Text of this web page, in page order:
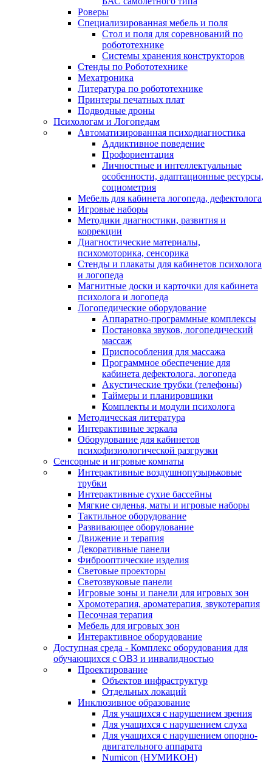
Роверы
Специализированная мебель и поля
Стол и поля для соревнований по
робототехнике
Системы хранения конструкторов
Стенды по Робототехнике
Мехатроника
Литература по робототехнике
Принтеры печатных плат
Подводные дроны
Психологам и Логопедам
Автоматизированная психодиагностика
Аддиктивное поведение
Профориентация
Личностные и интеллектуальные
особенности, адаптационные ресурсы,
социометрия
Мебель для кабинета логопеда, дефектолога
Игровые наборы
Методики диагностики, развития и
коррекции
Диагностические материалы,
психомоторика, сенсорика
Стенды и плакаты для кабинетов психолога
и логопеда
Магнитные доски и карточки для кабинета
психолога и логопеда
Логопедические оборудование
Аппаратно-программные комплексы
Постановка звуков, логопедический
массаж
Приспособления для массажа
Программное обеспечение для
кабинета дефектолога, логопеда
Акустические трубки (телефоны)
Таймеры и планировщики
Комплекты и модули психолога
Методическая литература
Интерактивные зеркала
Оборудование для кабинетов
психофизиологической разгрузки
Сенсорные и игровые комнаты
Интерактивные воздушнопузырьковые
трубки
Интерактивные сухие бассейны
Мягкие сиденья, маты и игровые наборы
Тактильное оборудование
Развивающее оборудование
Движение и терапия
Декоративные панели
Фиброоптические изделия
Световые проекторы
Светозвуковые панели
Игровые зоны и панели для игровых зон
Хромотерапия, ароматерапия, звукотерапия
Песочная терапия
Мебель для игровых зон
Интерактивное оборудование
Доступная среда - Комплекс оборудования для
обучающихся с ОВЗ и инвалидностью
Проектирование
Объектов инфраструктур
Отдельных локаций
Инклюзивное образование
Для учащихся с нарушением зрения
Для учащихся с нарушением слуха
Для учащихся с нарушением опорно-
двигательного аппарата
Numicon (НУМИКОН)